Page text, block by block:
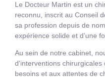
Le Docteur Martin est un
reconnu, inscrit au Conseil
sa profession depuis de
expérience solide et d’une
Au sein de notre cabinet,
d’interventions
besoins et aux attentes de